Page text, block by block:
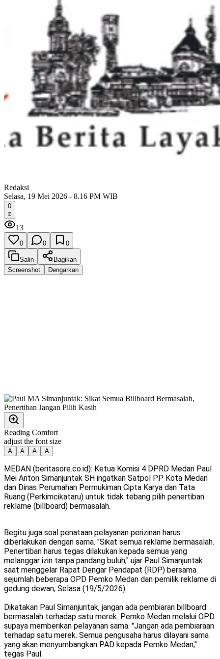
Redaksi
Selasa, 19 Mei 2026 - 8.16 PM WIB
0
13
0 0 0
Salin
Bagikan
Screenshot
Dengarkan
Reading Comfort
adjust the font size
A A A A
MEDAN (beritasore.co.id): Ketua Komisi 4 DPRD Medan Paul
Mei Anton Simanjuntak SH ingatkan Satpol PP Kota Medan
dan Dinas Perumahan Permukiman Cipta Karya dan Tata
Ruang (Perkimcikataru) untuk tidak tebang pilih penertiban
reklame (billboard) bermasalah.
Begitu juga soal penataan pelayanan perizinan harus
diberlakukan dengan sama. "Sikat semua reklame bermasalah.
Penertiban harus tegas dilakukan kepada semua yang
melanggar izin tanpa pandang buluh," ujar Paul Simanjuntak
saat menggelar Rapat Dengar Pendapat (RDP) bersama
sejumlah beberapa OPD Pemko Medan dan pemilik reklame di
gedung dewan, Selasa (19/5/2026).
Dikatakan Paul Simanjuntak, jangan ada pembiaran billboard
bermasalah terhadap satu merek. Pemko Medan melalui OPD
supaya memberikan pelayanan sama. "Jangan ada pembiaraan
terhadap satu merek. Semua pengusaha harus dilayani sama
yang akan menyumbangkan PAD kepada Pemko Medan,"
tegas Paul.